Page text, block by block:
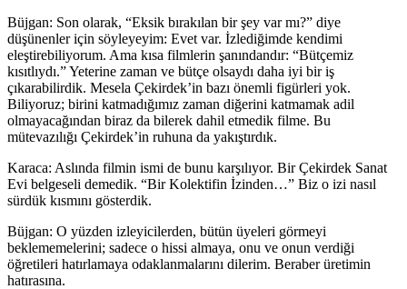
Büjgan: Son olarak, “Eksik bırakılan bir şey var mı?” diye
düşünenler için söyleyeyim: Evet var. İzlediğimde kendimi
eleştirebiliyorum. Ama kısa filmlerin şanındandır: “Bütçemiz
kısıtlıydı.” Yeterine zaman ve bütçe olsaydı daha iyi bir iş
çıkarabilirdik. Mesela Çekirdek’in bazı önemli figürleri yok.
Biliyoruz; birini katmadığımız zaman diğerini katmamak adil
olmayacağından biraz da bilerek dahil etmedik filme. Bu
mütevazılığı Çekirdek’in ruhuna da yakıştırdık.
Karaca: Aslında filmin ismi de bunu karşılıyor. Bir Çekirdek Sanat
Evi belgeseli demedik. “Bir Kolektifin İzinden…” Biz o izi nasıl
sürdük kısmını gösterdik.
Büjgan: O yüzden izleyicilerden, bütün üyeleri görmeyi
beklememelerini; sadece o hissi almaya, onu ve onun verdiği
öğretileri hatırlamaya odaklanmalarını dilerim. Beraber üretimin
hatırasına.